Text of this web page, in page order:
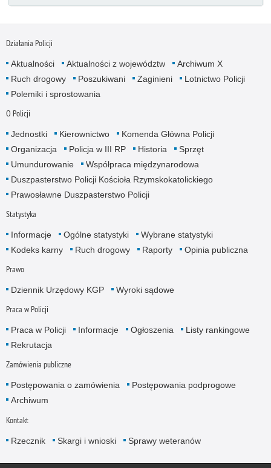
Działania Policji
Aktualności Aktualności z województw
Archiwum X
Ruch drogowy
Poszukiwani Zaginieni
Lotnictwo Policji
Polemiki i sprostowania
O Policji
Jednostki Kierownictwo
Komenda Główna Policji
Organizacja
Policja w III RP Historia
Sprzęt
Umundurowanie
Współpraca międzynarodowa
Duszpasterstwo Policji Kościoła Rzymskokatolickiego
Prawosławne Duszpasterstwo Policji
Statystyka
Informacje Ogólne statystyki
Wybrane statystyki
Kodeks karny
Ruch drogowy Raporty Opinia publiczna
Prawo
Dziennik Urzędowy KGP Wyroki sądowe
Praca w Policji
Praca w Policji Informacje Ogłoszenia
Listy rankingowe
Rekrutacja
Zamówienia publiczne
Postępowania o zamówienia
Postępowania podprogowe
Archiwum
Kontakt
Rzecznik Skargi i wnioski Sprawy weteranów